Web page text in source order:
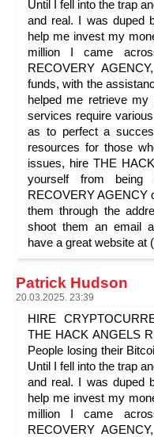
Until I fell into the trap
and real. I was duped
help me invest my
million I came
RECOVERY
funds, with the
helped me retrieve
services require
as to perfect a
resources for those
issues, hire THE
yourself from
RECOVERY AGENCY
them through the
shoot them an email
have a great website at
Patrick Hudson
20.03.2025. 23:39
HIRE
THE HACK ANGELS
People losing their
Until I fell into the trap
and real. I was duped
help me invest my
million I came
RECOVERY